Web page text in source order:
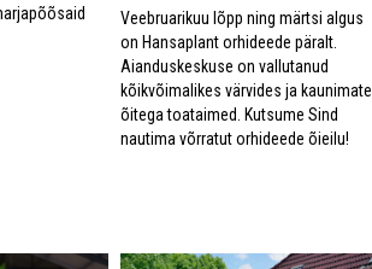
Veebruarikuu lõpp ning märtsi algus
on Hansaplant orhideede päralt.
Aianduskeskuse on vallutanud
kõikvõimalikes värvides ja kaunimate
õitega toataimed. Kutsume Sind
nautima võrratut orhideede õieilu!